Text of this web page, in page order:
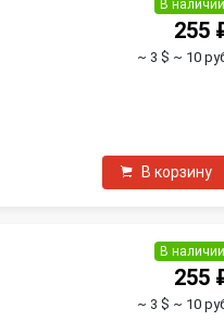
В наличии
255
~ 3 $ ~ 10
В корзину
В наличии
255
~ 3 $ ~ 10